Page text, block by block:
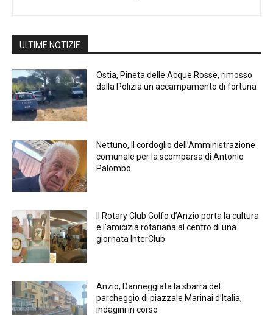
ULTIME NOTIZIE
Ostia, Pineta delle Acque Rosse, rimosso
dalla Polizia un accampamento di fortuna
Nettuno, Il cordoglio dell’Amministrazione
comunale per la scomparsa di Antonio
Palombo
Il Rotary Club Golfo d’Anzio porta la cultura
e l’amicizia rotariana al centro di una
giornata InterClub
Anzio, Danneggiata la sbarra del
parcheggio di piazzale Marinai d’Italia,
indagini in corso